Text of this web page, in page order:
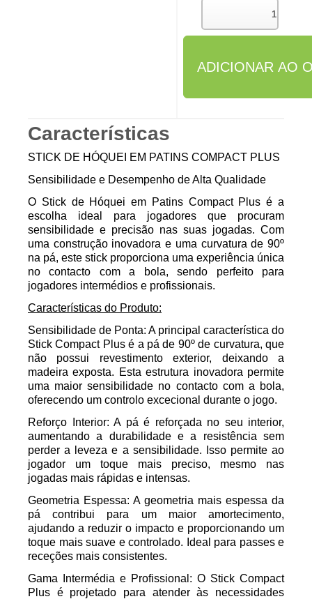
Características
STICK DE HÓQUEI EM PATINS COMPACT PLUS
Sensibilidade e Desempenho de Alta Qualidade
O Stick de Hóquei em Patins Compact Plus é a
escolha ideal para jogadores que procuram
sensibilidade e precisão nas suas jogadas. Com
uma construção inovadora e uma curvatura de 90º
na pá, este stick proporciona uma experiência única
no contacto com a bola, sendo perfeito para
jogadores intermédios e profissionais.
Características do Produto:
Sensibilidade de Ponta: A principal característica do
Stick Compact Plus é a pá de 90º de curvatura, que
não possui revestimento exterior, deixando a
madeira exposta. Esta estrutura inovadora permite
uma maior sensibilidade no contacto com a bola,
oferecendo um controlo excecional durante o jogo.
Reforço Interior: A pá é reforçada no seu interior,
aumentando a durabilidade e a resistência sem
perder a leveza e a sensibilidade. Isso permite ao
jogador um toque mais preciso, mesmo nas
jogadas mais rápidas e intensas.
Geometria Espessa: A geometria mais espessa da
pá contribui para um maior amortecimento,
ajudando a reduzir o impacto e proporcionando um
toque mais suave e controlado. Ideal para passes e
receções mais consistentes.
Gama Intermédia e Profissional: O Stick Compact
Plus é projetado para atender às necessidades